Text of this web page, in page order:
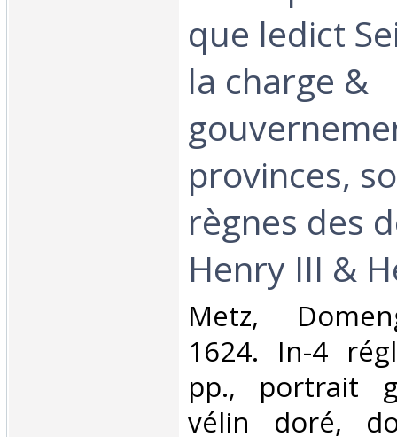
que ledict
la charge &
provinces,
règnes des
Henry III &
‎Metz,
1624. In-4
pp., portrait
vélin doré,